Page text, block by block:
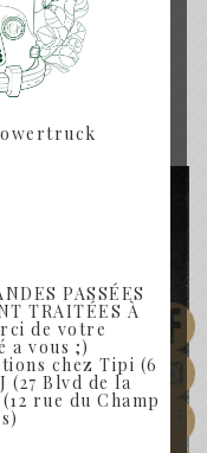
PASSÉES
TRAITÉES À
de votre
a vous ;)
chez Tipi (6
(27 Blvd de la
rue du Champ